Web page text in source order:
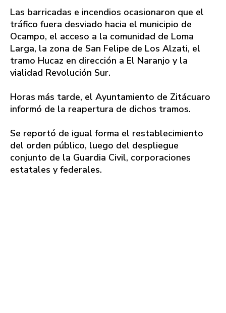
Las barricadas e incendios ocasionaron que el
tráfico fuera desviado hacia el municipio de
Ocampo, el acceso a la comunidad de Loma
Larga, la zona de San Felipe de Los Alzati, el
tramo Hucaz en dirección a El Naranjo y la
vialidad Revolución Sur.
Horas más tarde, el Ayuntamiento de Zitácuaro
informó de la reapertura de dichos tramos.
Se reportó de igual forma el restablecimiento
del orden público, luego del despliegue
conjunto de la Guardia Civil, corporaciones
estatales y federales.